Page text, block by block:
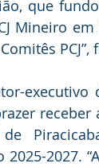
que
Mineiro
PCJ”,
executivo
receber
2027.